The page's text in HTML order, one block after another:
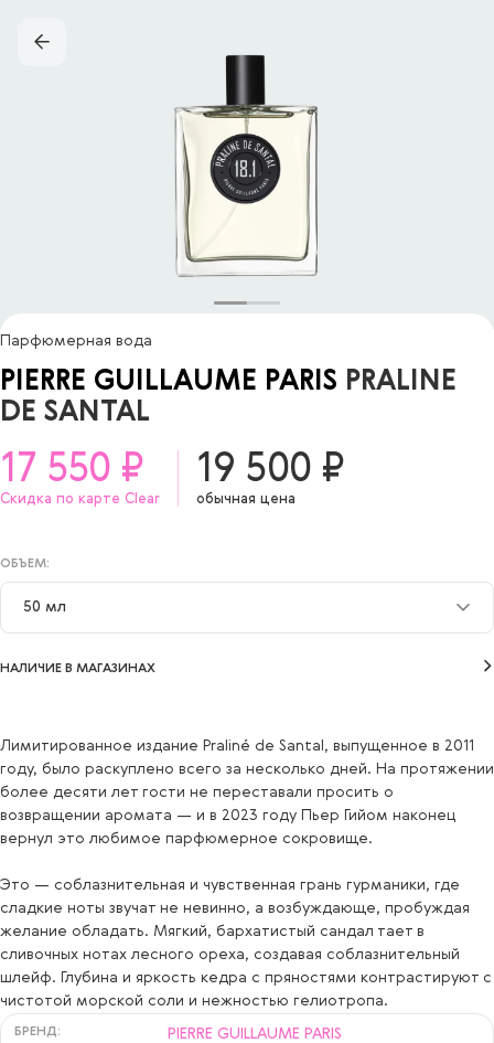
Парфюмерная вода
PIERRE GUILLAUME PARIS PRALINE
DE SANTAL
ОБЪЕМ:
50 мл
50 мл
17 550 ₽
Скидка по карте Clear
19 500 ₽
обычная цена
НАЛИЧИЕ В МАГАЗИНАХ
Лимитированное издание Praliné de Santal, выпущенное в 2011
году, было раскуплено всего за несколько дней. На протяжении
более десяти лет гости не переставали просить о
возвращении аромата — и в 2023 году Пьер Гийом наконец
вернул это любимое парфюмерное сокровище.
Это — соблазнительная и чувственная грань гурманики, где
сладкие ноты звучат не невинно, а возбуждающе, пробуждая
желание обладать. Мягкий, бархатистый сандал тает в
сливочных нотах лесного ореха, создавая соблазнительный
шлейф. Глубина и яркость кедра с пряностями контрастируют с
чистотой морской соли и нежностью гелиотропа.
БРЕНД: PIERRE GUILLAUME PARIS